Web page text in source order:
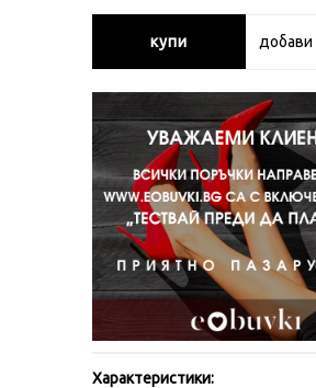
купи
Характеристики: